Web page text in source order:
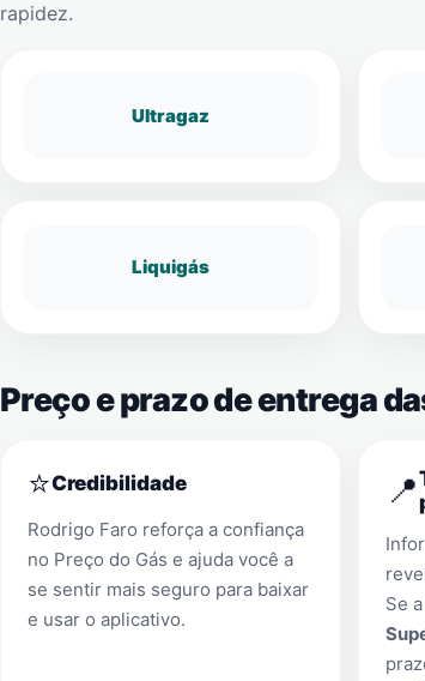
rapidez.
Ultragaz
Liquigás
Preço e prazo de entrega
⭐Credibilidade
Rodrigo Faro reforça a confiança
no Preço do Gás e ajuda você a
se sentir mais seguro para baixar
e usar o aplicativo.
📍
Se